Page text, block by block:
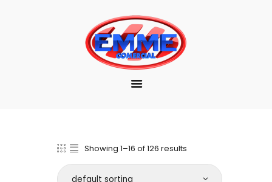
EMPRESA
MARCAS
PRODUTOS
Showing 1–16 of 126 results